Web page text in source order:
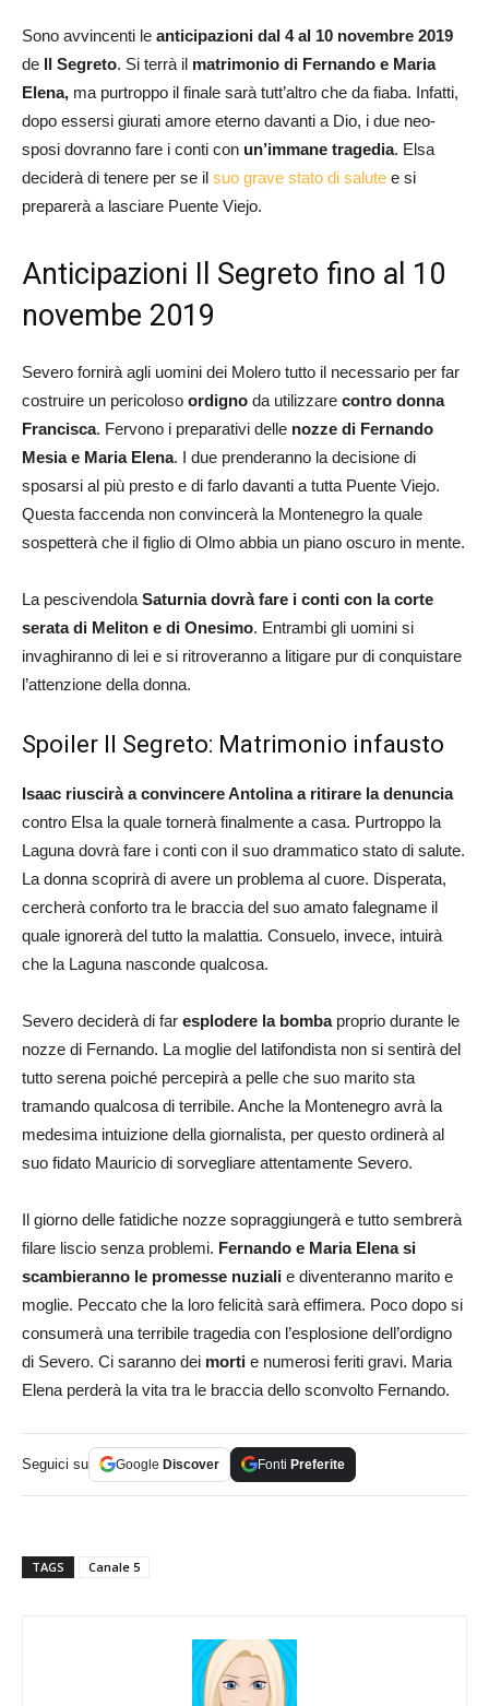
Sono avvincenti le anticipazioni dal 4 al 10 novembre 2019
de Il Segreto. Si terrà il matrimonio di Fernando e Maria
Elena, ma purtroppo il finale sarà tutt’altro che da fiaba. Infatti,
dopo essersi giurati amore eterno davanti a Dio, i due neo-
sposi dovranno fare i conti con un’immane tragedia. Elsa
deciderà di tenere per se il suo grave stato di salute e si
preparerà a lasciare Puente Viejo.
Anticipazioni Il Segreto fino al 10
novembe 2019
Severo fornirà agli uomini dei Molero tutto il necessario per far
costruire un pericoloso ordigno da utilizzare contro donna
Francisca. Fervono i preparativi delle nozze di Fernando
Mesia e Maria Elena. I due prenderanno la decisione di
sposarsi al più presto e di farlo davanti a tutta Puente Viejo.
Questa faccenda non convincerà la Montenegro la quale
sospetterà che il figlio di Olmo abbia un piano oscuro in mente.
La pescivendola Saturnia dovrà fare i conti con la corte
serata di Meliton e di Onesimo. Entrambi gli uomini si
invaghiranno di lei e si ritroveranno a litigare pur di conquistare
l’attenzione della donna.
Spoiler Il Segreto: Matrimonio infausto
Isaac riuscirà a convincere Antolina a ritirare la denuncia
contro Elsa la quale tornerà finalmente a casa. Purtroppo la
Laguna dovrà fare i conti con il suo drammatico stato di salute.
La donna scoprirà di avere un problema al cuore. Disperata,
cercherà conforto tra le braccia del suo amato falegname il
quale ignorerà del tutto la malattia. Consuelo, invece, intuirà
che la Laguna nasconde qualcosa.
Severo deciderà di far esplodere la bombaproprio durante le
nozze di Fernando. La moglie del latifondista non si sentirà del
tutto serena poiché percepirà a pelle che suo marito sta
tramando qualcosa di terribile. Anche la Montenegro avrà la
medesima intuizione della giornalista, per questo ordinerà al
suo fidato Mauricio di sorvegliare attentamente Severo.
Il giorno delle fatidiche nozze sopraggiungerà e tutto sembrerà
filare liscio senza problemi. Fernando e Maria Elena si
scambieranno le promesse nuziali e diventeranno marito e
moglie. Peccato che la loro felicità sarà effimera. Poco dopo si
consumerà una terribile tragedia con l’esplosione dell’ordigno
di Severo. Ci saranno dei morti e numerosi feriti gravi. Maria
Elena perderà la vita tra le braccia dello sconvolto Fernando.
Seguici su Google Discover Fonti Preferite
TAGS Canale 5